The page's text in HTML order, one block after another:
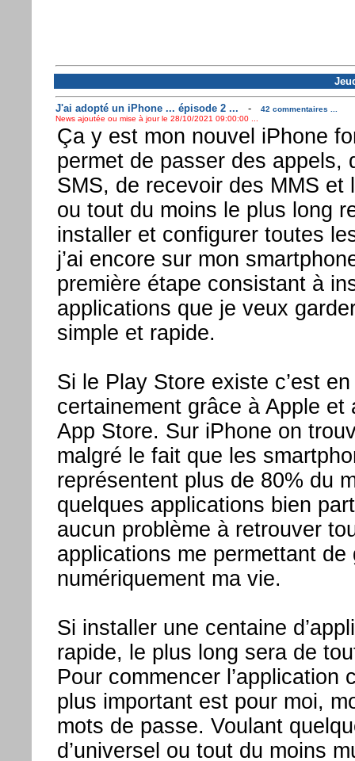
J'ai adopté un iPhone ... épisode 2 ... -
42 commentaires ...
News ajoutée ou mise à jour le 28/10/2021 09:00:00 ...
Ça y est mon nouvel iPhone
permet de passer des appels,
SMS, de recevoir des MMS et
ou tout du moins le plus long
installer et configurer toutes
j’ai encore sur mon
première étape consistant à
applications que je veux
simple et rapide.
Si le Play Store existe c’est
certainement grâce à Apple et
App Store. Sur iPhone on
malgré le fait que les
représentent plus de 80% du
quelques applications bien
aucun problème à retrouver
applications me permettant de
numériquement ma vie.
Si installer une centaine
rapide, le plus long sera de
Pour commencer l’application
plus important est pour moi,
mots de passe. Voulant
d’universel ou tout du moins